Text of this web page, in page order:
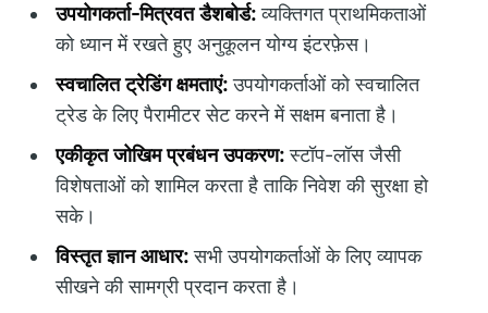
उपयोगकर्ता-मित्रवत डैशबोर्ड:व्यक्तिगत प्राथमिकताओं
को ध्यान में रखते हुए अनुकूलन योग्य इंटरफ़ेस।
स्वचालित ट्रेडिंग क्षमताएं:उपयोगकर्ताओं को स्वचालित
ट्रेड के लिए पैरामीटर सेट करने में सक्षम बनाता है।
एकीकृत जोखिम प्रबंधन उपकरण:स्टॉप-लॉस जैसी
विशेषताओं को शामिल करता है ताकि निवेश की सुरक्षा हो
सके।
विस्तृत ज्ञान आधार:सभी उपयोगकर्ताओं के लिए व्यापक
सीखने की सामग्री प्रदान करता है।